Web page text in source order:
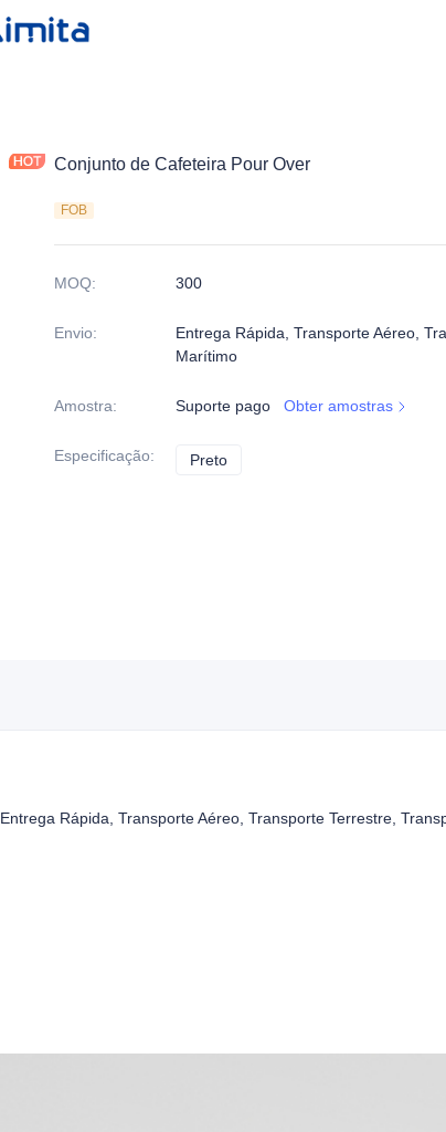
Conjunto de Cafeteira Pour Over
FOB
MOQ: 300
Envio:
Entrega Rápida, Transporte Aéreo,
Marítimo
Amostra: Suporte pago Obter amostras
Especificação: Preto
Entrega Rápida, Transporte Aéreo, Transporte Terrestre,